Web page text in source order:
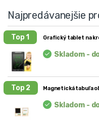
Najpredávanejšie
Top 1 Grafický tablet na
Skladom -
Top 2 Magnetická tabuľa
Skladom -